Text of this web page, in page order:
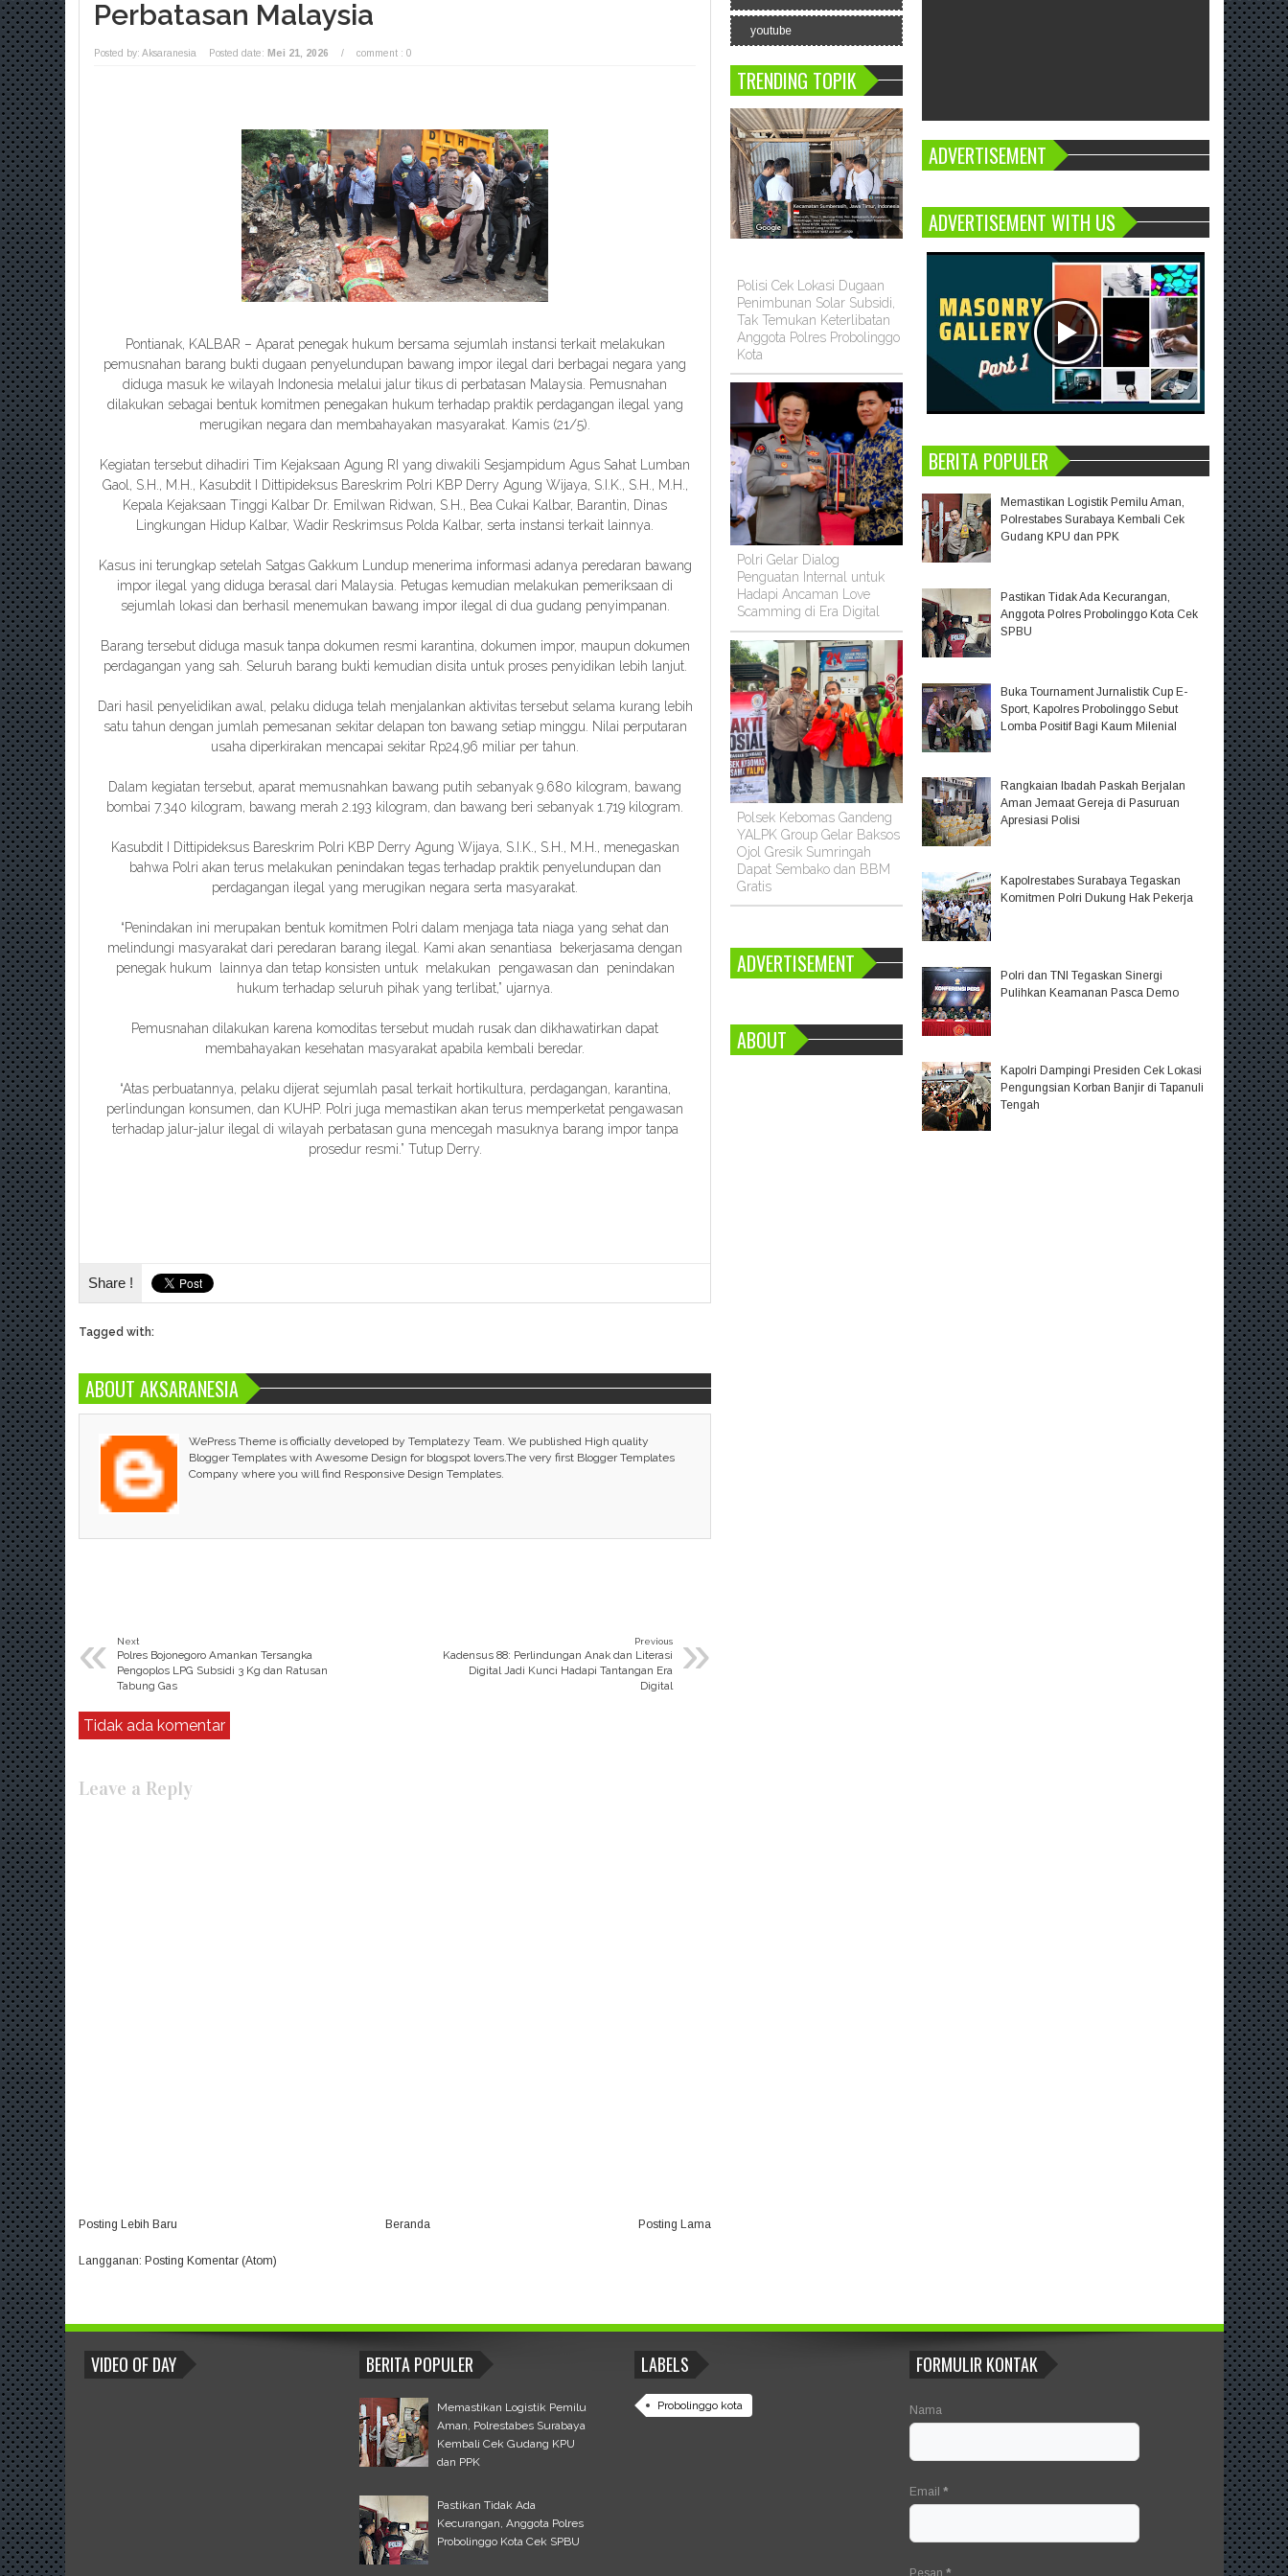
Perbatasan Malaysia
Posted by: Aksaranesia Posted date: Mei 21, 2026 / comment : 0
Pontianak, KALBAR – Aparat penegak hukum bersama sejumlah instansi terkait melakukan
pemusnahan barang bukti dugaan penyelundupan bawang impor ilegal dari berbagai negara yang
diduga masuk ke wilayah Indonesia melalui jalur tikus di perbatasan Malaysia. Pemusnahan
dilakukan sebagai bentuk komitmen penegakan hukum terhadap praktik perdagangan ilegal yang
merugikan negara dan membahayakan masyarakat. Kamis (21/5).
Kegiatan tersebut dihadiri Tim Kejaksaan Agung RI yang diwakili Sesjampidum Agus Sahat Lumban
Gaol, S.H., M.H., Kasubdit I Dittipideksus Bareskrim Polri KBP Derry Agung Wijaya, S.I.K., S.H., M.H.,
Kepala Kejaksaan Tinggi Kalbar Dr. Emilwan Ridwan, S.H., Bea Cukai Kalbar, Barantin, Dinas
Lingkungan Hidup Kalbar, Wadir Reskrimsus Polda Kalbar, serta instansi terkait lainnya.
Kasus ini terungkap setelah Satgas Gakkum Lundup menerima informasi adanya peredaran bawang
impor ilegal yang diduga berasal dari Malaysia. Petugas kemudian melakukan pemeriksaan di
sejumlah lokasi dan berhasil menemukan bawang impor ilegal di dua gudang penyimpanan.
Barang tersebut diduga masuk tanpa dokumen resmi karantina, dokumen impor, maupun dokumen
perdagangan yang sah. Seluruh barang bukti kemudian disita untuk proses penyidikan lebih lanjut.
Dari hasil penyelidikan awal, pelaku diduga telah menjalankan aktivitas tersebut selama kurang lebih
satu tahun dengan jumlah pemesanan sekitar delapan ton bawang setiap minggu. Nilai perputaran
usaha diperkirakan mencapai sekitar Rp24,96 miliar per tahun.
Dalam kegiatan tersebut, aparat memusnahkan bawang putih sebanyak 9.680 kilogram, bawang
bombai 7.340 kilogram, bawang merah 2.193 kilogram, dan bawang beri sebanyak 1.719 kilogram.
Kasubdit I Dittipideksus Bareskrim Polri KBP Derry Agung Wijaya, S.I.K., S.H., M.H., menegaskan
bahwa Polri akan terus melakukan penindakan tegas terhadap praktik penyelundupan dan
perdagangan ilegal yang merugikan negara serta masyarakat.
“Penindakan ini merupakan bentuk komitmen Polri dalam menjaga tata niaga yang sehat dan
melindungi masyarakat dari peredaran barang ilegal. Kami akan senantiasa bekerjasama dengan
penegak hukum lainnya dan tetap konsisten untuk melakukan pengawasan dan penindakan
hukum terhadap seluruh pihak yang terlibat,” ujarnya.
Pemusnahan dilakukan karena komoditas tersebut mudah rusak dan dikhawatirkan dapat
membahayakan kesehatan masyarakat apabila kembali beredar.
“Atas perbuatannya, pelaku dijerat sejumlah pasal terkait hortikultura, perdagangan, karantina,
perlindungan konsumen, dan KUHP. Polri juga memastikan akan terus memperketat pengawasan
terhadap jalur-jalur ilegal di wilayah perbatasan guna mencegah masuknya barang impor tanpa
prosedur resmi.” Tutup Derry.
Share !
Tagged with:
ABOUT AKSARANESIA
WePress Theme is officially developed by Templatezy Team. We published High quality
Blogger Templates with Awesome Design for blogspot lovers.The very first Blogger Templates
Company where you will find Responsive Design Templates.
« Next
Polres Bojonegoro Amankan Tersangka
Pengoplos LPG Subsidi 3 Kg dan Ratusan
Tabung Gas
»
Previous
Kadensus 88: Perlindungan Anak dan Literasi
Digital Jadi Kunci Hadapi Tantangan Era
Digital
Tidak ada komentar
Leave a Reply
Posting Lebih Baru Posting Lama
Beranda
Langganan: Posting Komentar (Atom)
youtube
TRENDING TOPIK
Polisi Cek Lokasi Dugaan
Penimbunan Solar Subsidi,
Tak Temukan Keterlibatan
Anggota Polres Probolinggo
Kota
Polri Gelar Dialog
Penguatan Internal untuk
Hadapi Ancaman Love
Scamming di Era Digital
Polsek Kebomas Gandeng
YALPK Group Gelar Baksos
Ojol Gresik Sumringah
Dapat Sembako dan BBM
Gratis
ADVERTISEMENT
ABOUT
ADVERTISEMENT
ADVERTISEMENT WITH US
BERITA POPULER
Memastikan Logistik Pemilu Aman,
Polrestabes Surabaya Kembali Cek
Gudang KPU dan PPK
Pastikan Tidak Ada Kecurangan,
Anggota Polres Probolinggo Kota Cek
SPBU
Buka Tournament Jurnalistik Cup E-
Sport, Kapolres Probolinggo Sebut
Lomba Positif Bagi Kaum Milenial
Rangkaian Ibadah Paskah Berjalan
Aman Jemaat Gereja di Pasuruan
Apresiasi Polisi
Kapolrestabes Surabaya Tegaskan
Komitmen Polri Dukung Hak Pekerja
Polri dan TNI Tegaskan Sinergi
Pulihkan Keamanan Pasca Demo
Kapolri Dampingi Presiden Cek Lokasi
Pengungsian Korban Banjir di Tapanuli
Tengah
BLOGROLL
VIDEO OF DAY BERITA POPULER
Memastikan Logistik Pemilu
Aman, Polrestabes Surabaya
Kembali Cek Gudang KPU
dan PPK
Pastikan Tidak Ada
Kecurangan, Anggota Polres
Probolinggo Kota Cek SPBU
LABELS
Probolinggo kota
FORMULIR KONTAK
Nama
Email*
Pesan*